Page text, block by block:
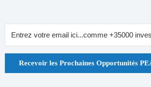
Recevoir les Prochaines Opportunités